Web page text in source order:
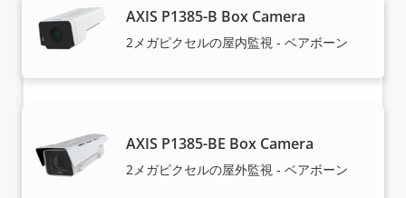
AXIS P1385-B Box Camera
2メガピクセルの屋内監視 - ベアボーン
AXIS P1385-BE Box Camera
2メガピクセルの屋外監視 - ベアボーン
Axis製品を販売することをご希望です